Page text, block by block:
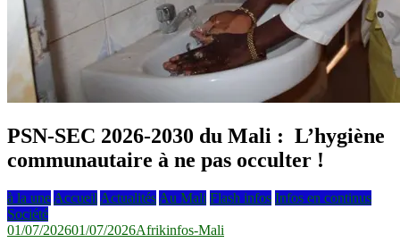
PSN-SEC 2026-2030 du Mali : L’hygiène
communautaire à ne pas occulter !
à la une Accueil Actualités Au Mali Flash infos Infos en continus
Société
01/07/202601/07/2026Afrikinfos-Mali